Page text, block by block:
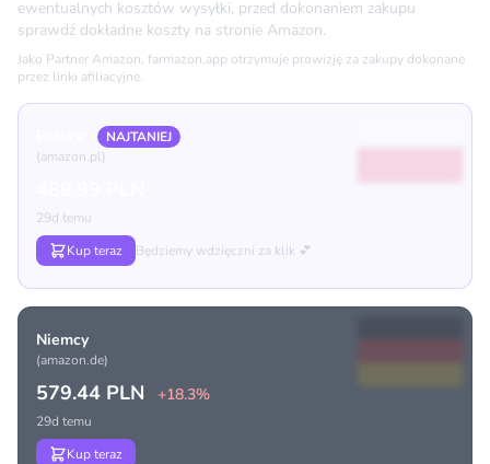
ewentualnych kosztów wysyłki, przed dokonaniem zakupu
sprawdź dokładne koszty na stronie Amazon.
Jako Partner Amazon, farmazon.app otrzymuje prowizję za zakupy dokonane
przez linki afiliacyjne.
NAJTANIEJ
(amazon.pl)
29d temu
Kup teraz
Będziemy wdzięczni za klik 💕
Niemcy
(amazon.de)
579.44 PLN +18.3%
29d temu
Kup teraz